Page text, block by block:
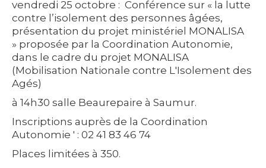
vendredi 25 octobre : Conférence sur « la lutte
contre l’isolement des personnes âgées,
présentation du projet ministériel MONALISA
» proposée par la Coordination Autonomie,
dans le cadre du projet MONALISA
(Mobilisation Nationale contre L'Isolement des
Agés)
à 14h30 salle Beaurepaire à Saumur.
Inscriptions auprès de la Coordination
Autonomie ' : 02 41 83 46 74
Places limitées à 350.